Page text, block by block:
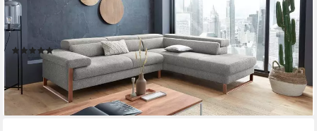
Ecksofa finn, Designsofa mit tollem Sitzkomfort, bequem, L-
Form, German Design Award 2016, Fußgestell Nussbaum natur,
Breite 281 cm
(3)
ab 2.389,99 €
lieferbar in 10 Wochen
+10